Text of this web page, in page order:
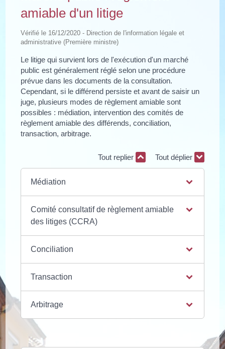
amiable d'un litige
Vérifié le 16/12/2020 - Direction de l'information légale et
administrative (Première ministre)
Le litige qui survient lors de l'exécution d'un marché
public est généralement réglé selon une procédure
prévue dans les documents de la consultation.
Cependant, si le différend persiste et avant de saisir un
juge, plusieurs modes de règlement amiable sont
possibles : médiation, intervention des comités de
règlement amiable des différends, conciliation,
transaction, arbitrage.
Tout replier Tout déplier
Médiation
Comité consultatif de règlement amiable
des litiges (CCRA)
Conciliation
Transaction
Arbitrage